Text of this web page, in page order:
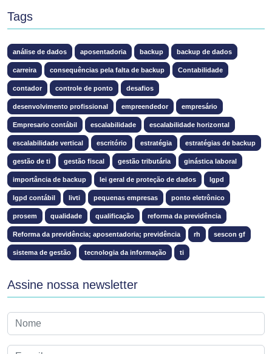
Tags
análise de dados aposentadoria backup backup de dados
carreira consequências pela falta de backup Contabilidade
contador controle de ponto desafios
desenvolvimento profissional empreendedor empresário
Empresario contábil escalabilidade escalabilidade horizontal
escalabilidade vertical escritório estratégia estratégias de backup
gestão de ti gestão fiscal gestão tributária ginástica laboral
importância de backup lei geral de proteção de dados lgpd
lgpd contábil livti pequenas empresas ponto eletrônico
prosem qualidade qualificação reforma da previdência
Reforma da previdência; aposentadoria; previdência rh sescon gf
sistema de gestão tecnologia da informação ti
Assine nossa newsletter